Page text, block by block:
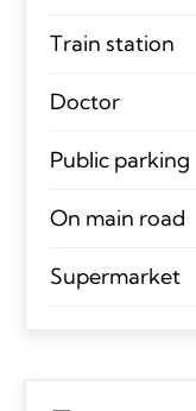
Train station
Doctor
Public parking
On main road
Supermarket